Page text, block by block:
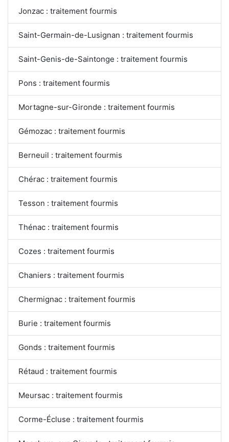
Jonzac : traitement fourmis
Saint-Germain-de-Lusignan : traitement fourmis
Saint-Genis-de-Saintonge : traitement fourmis
Pons : traitement fourmis
Mortagne-sur-Gironde : traitement fourmis
Gémozac : traitement fourmis
Berneuil : traitement fourmis
Chérac : traitement fourmis
Tesson : traitement fourmis
Thénac : traitement fourmis
Cozes : traitement fourmis
Chaniers : traitement fourmis
Chermignac : traitement fourmis
Burie : traitement fourmis
Gonds : traitement fourmis
Rétaud : traitement fourmis
Meursac : traitement fourmis
Corme-Écluse : traitement fourmis